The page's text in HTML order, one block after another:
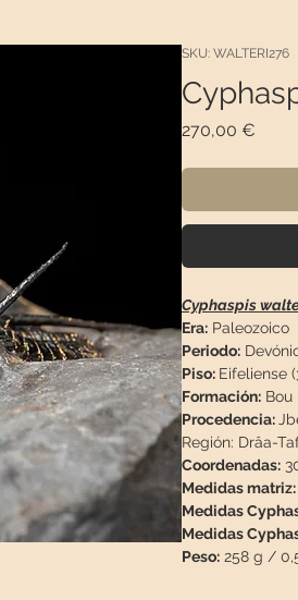
SKU: WALTERI276
270,00 €Precio
Cyphaspis
Era:Paleozoico
Periodo:
Piso: Eifeliense
Formación:Bou
Procedencia:
Región: Drâa-
Coordenadas:
Medidas matriz:
Medidas
Medidas
Peso:258 g /